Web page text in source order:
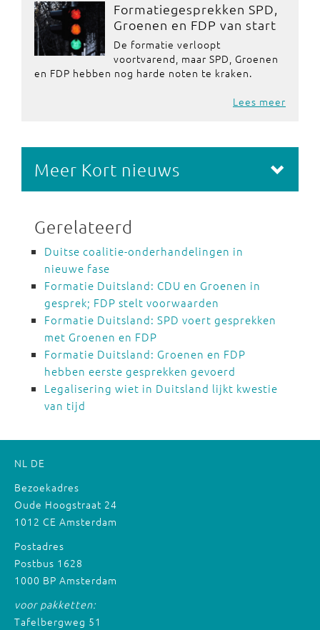
Formatiegesprekken SPD,
Groenen en FDP van start
De formatie verloopt
voortvarend, maar SPD, Groenen
en FDP hebben nog harde noten te kraken.
Lees meer
Meer Kort nieuws
Gerelateerd
Duitse coalitie-onderhandelingen in
nieuwe fase
Formatie Duitsland: CDU en Groenen in
gesprek; FDP stelt voorwaarden
Formatie Duitsland: SPD voert gesprekken
met Groenen en FDP
Formatie Duitsland: Groenen en FDP
hebben eerste gesprekken gevoerd
Legalisering wiet in Duitsland lijkt kwestie
van tijd
NL DE
Bezoekadres
Oude Hoogstraat 24
1012 CE Amsterdam
Postadres
Postbus 1628
1000 BP Amsterdam
voor pakketten:
Tafelbergweg 51